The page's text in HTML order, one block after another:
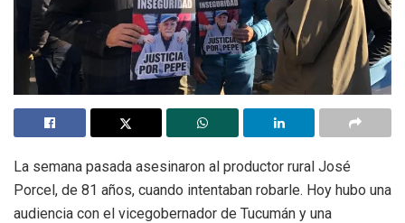
La semana pasada asesinaron al productor rural José
Porcel, de 81 años, cuando intentaban robarle. Hoy hubo una
audiencia con el vicegobernador de Tucumán y una